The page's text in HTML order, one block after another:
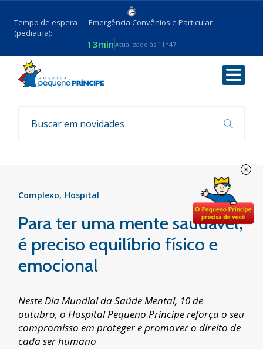
Tempo de espera — Emergência Convênios e Particular
(pediatria):
13min Atualizado às 11h47
Voltar
Notícias
Complexo Hospital
Para ter uma mente saudável,
é preciso equilíbrio físico e
emocional
Neste Dia Mundial da Saúde Mental, 10 de
outubro, o Hospital Pequeno Príncipe reforça o seu
compromisso em proteger e promover o direito de
cada ser humano